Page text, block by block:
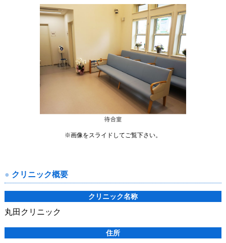
※画像をスライドしてご覧下さい。
クリニック概要
クリニック名称
丸田クリニック
住所